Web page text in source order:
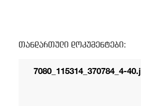
თანდართული დოკუმენტები:
7080_115314_370784_4-